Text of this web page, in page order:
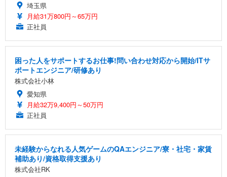
埼玉県
月給31万800円～65万円
正社員
困った人をサポートするお仕事!問い合わせ対応から開始/ITサ
ポートエンジニア/研修あり
株式会社小林
愛知県
月給32万9,400円～50万円
正社員
未経験からなれる人気ゲームのQAエンジニア/寮・社宅・家賃
補助あり/資格取得支援あり
株式会社RK